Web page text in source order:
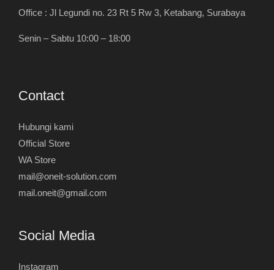
Office : Jl Legundi no. 23 Rt 5 Rw 3, Ketabang, Surabaya
Senin – Sabtu 10:00 – 18:00
Contact
Hubungi kami
Official Store
WA Store
mail@oneit-solution.com
mail.oneit@gmail.com
Social Media
Instagram